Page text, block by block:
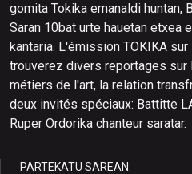
gomita Tokika emanaldi huntan,
Saran 10bat urte hauetan etxea
kantaria. L'émission TOKIKA
trouverez divers reportages sur
métiers de l'art, la relation
deux invités spéciaux: Battitte
Ruper Ordorika chanteur saratar.
PARTEKATU SAREAN: